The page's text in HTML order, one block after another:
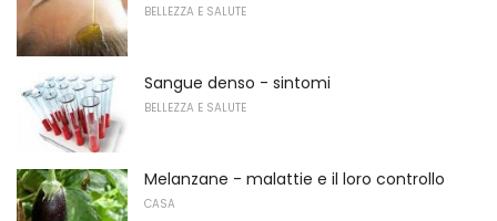
BELLEZZA E SALUTE
Sangue denso - sintomi
BELLEZZA E SALUTE
Melanzane - malattie e il loro controllo
CASA